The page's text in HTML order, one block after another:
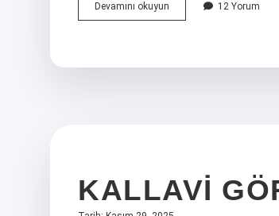
Devamını okuyun
hücresi
12 Yorum
KALLAVI